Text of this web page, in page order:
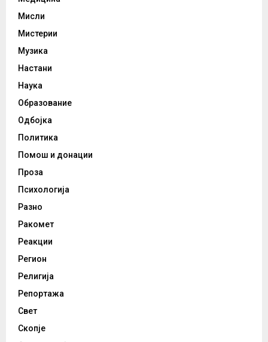
Мисли
Мистерии
Музика
Настани
Наука
Образование
Одбојка
Политика
Помош и донации
Проза
Психологија
Разно
Ракомет
Реакции
Регион
Религија
Репортажа
Свет
Скопје